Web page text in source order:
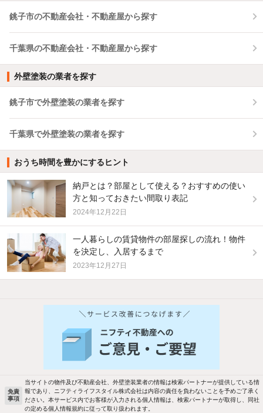
銚子市の不動産会社・不動産屋から探す
千葉県の不動産会社・不動産屋から探す
外壁塗装の業者を探す
銚子市で外壁塗装の業者を探す
千葉県で外壁塗装の業者を探す
おうち時間を豊かにするヒント
納戸とは？部屋として使える？おすすめの使い
方と知っておきたい間取り表記
2024年12月22日
一人暮らしの賃貸物件の部屋探しの流れ！物件
を決定し、入居するまで
2023年12月27日
バス・トイレ別 2階以上
洗濯機置場あり 独立洗面台
免責
事項
当サイトの物件及び不動産会社、外壁塗装業者の情報は検索パートナーが提供している情
報であり、ニフティライフスタイル株式会社は内容の責任を負わないことを予めご了承く
ださい。本サービス内でお客様が入力される個人情報は、検索パートナーが取得し、同社
の定める個人情報規約に従って取り扱われます。